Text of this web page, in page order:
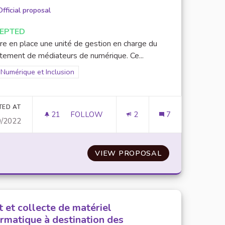
QU’UNE ASSOCIATION DÉDIÉE À L’ACCESSIBILITÉ DES
NUMÉRIQUES AINSI QU’UNE ASSOCIATION
proposal
en place une unité de gestion en charge du
de médiateurs de numérique. Ce...
Filter results for scope: Numérique et Inclusion
Numérique et Inclusion
AT
2022
21 21 FOLLOWERS
FOLLOW 2 7
VIEW PROPOSALCRÉATION
et collecte de matériel
à destination des